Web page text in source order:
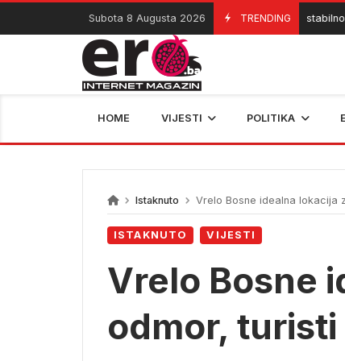
Skip
content
Subota 8 Augusta 2026 TRENDING
08/08/2026 Danas nestabilno,
HOME VIJESTI POLITIKA
Istaknuto Vrelo Bosne idealna lokacija
ISTAKNUTO VIJESTI
Vrelo Bosne
odmor,